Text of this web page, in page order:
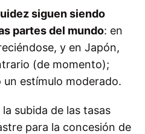
siguen siendo
partes del mundo: en
y en Japón,
(de momento);
estímulo moderado.
subida de las tasas
para la concesión de